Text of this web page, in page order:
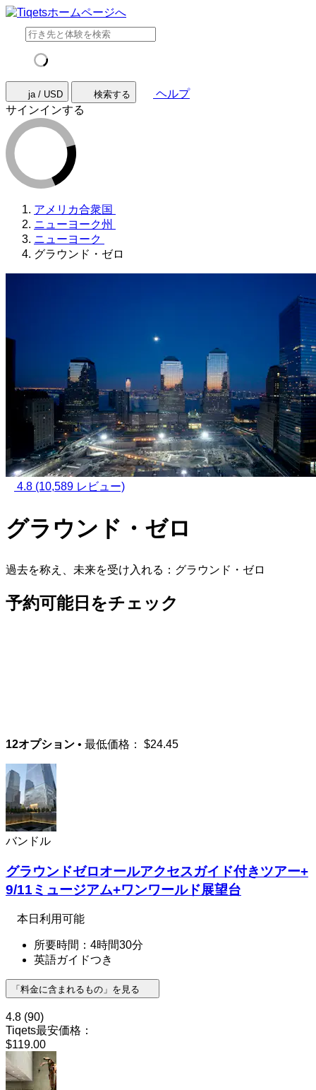
ja / USD 検索する
ヘルプ
サインインする
アメリカ合衆国
ニューヨーク州
ニューヨーク
グラウンド・ゼロ
4.8 (10,589 レビュー)
グラウンド・ゼロ
過去を称え、未来を受け入れる：グラウンド・ゼロ
予約可能日をチェック
12オプション • 最低価格： $24.45
バンドル
グラウンドゼロオールアクセスガイド付きツアー+
9/11ミュージアム+ワンワールド展望台
本日利用可能
所要時間：4時間30分
英語ガイドつき
「料金に含まれるもの」を見る
4.8 (90)
Tiqets最安価格：
$119.00